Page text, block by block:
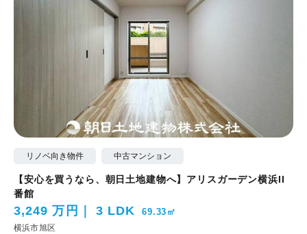
リノベ向き物件 中古マンション
【安心を買うなら、朝日土地建物へ】アリスガーデン横浜II
番館
3,249 万円 3 LDK 69.33㎡
横浜市旭区